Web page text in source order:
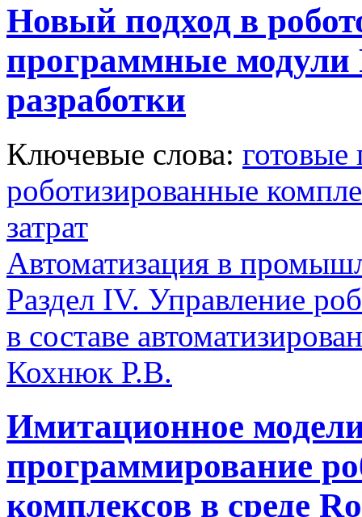
Новый подход в
программные
разработки
Ключевые слова:
роботизированные
затрат
Автоматизация в
Раздел IV. Управление
в составе
Кохнюк Р.В.
Имитационное
программирование
комплексов в среде